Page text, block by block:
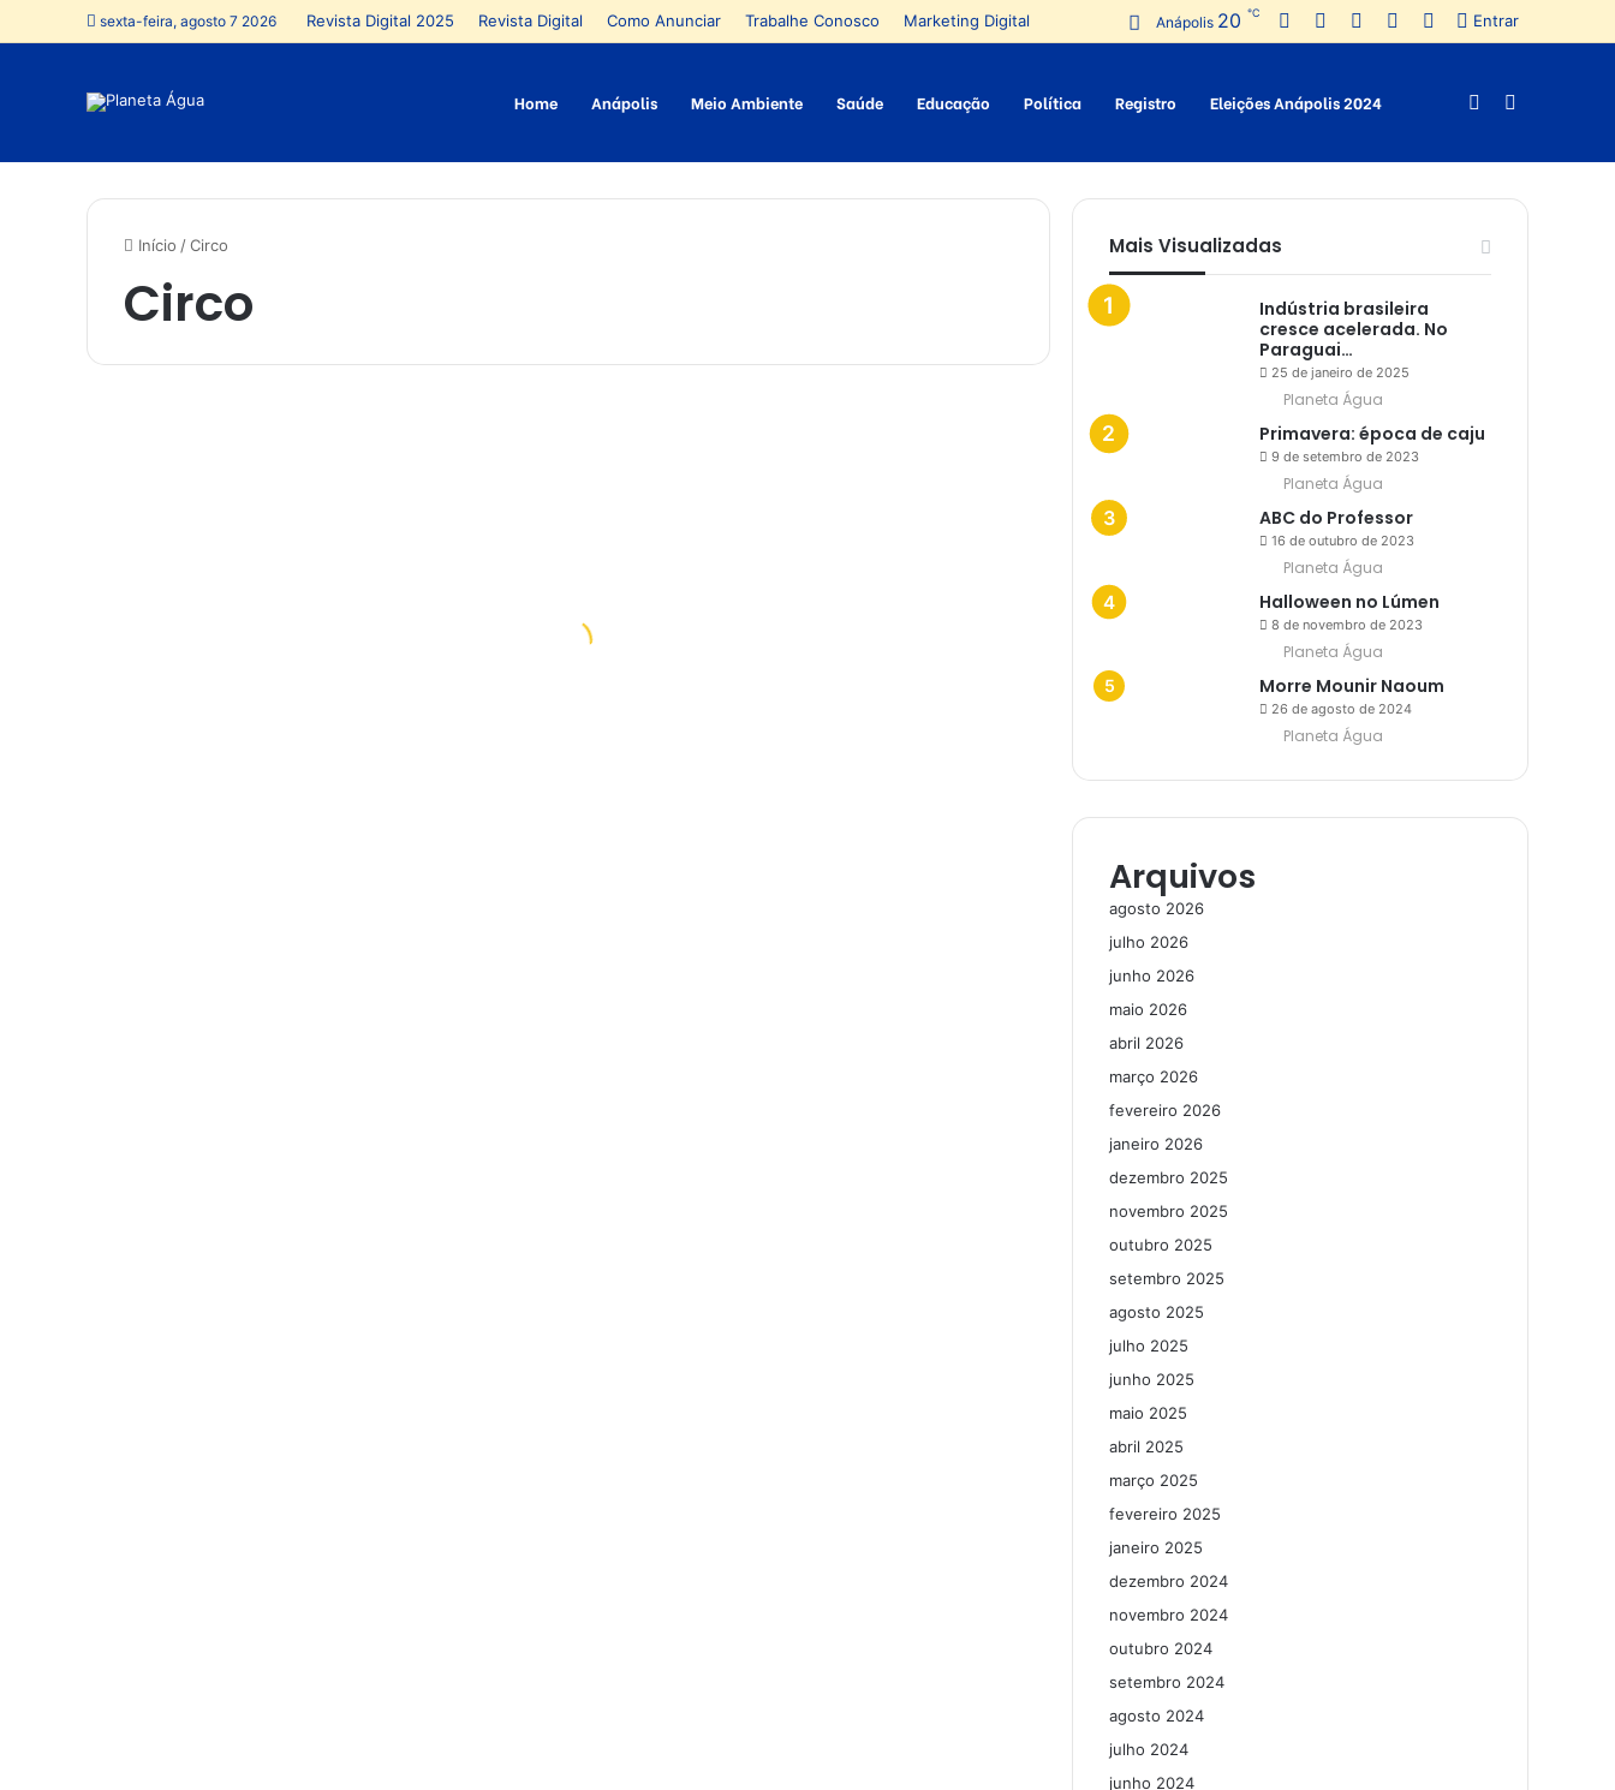
sexta-feira, agosto 7 2026 Revista Digital 2025 Revista Digital Como Anunciar Trabalhe Conosco Marketing Digital Entrar
Instagram
YouTube
Pinterest
Twitter
Facebook
Anápolis 20 ℃
Home Anápolis Meio Ambiente Saúde Educação Política Registro Eleições Anápolis 2024 Switch
Início /Circo
Circo
Mais Visualizadas
Indústria brasileira
cresce acelerada. No
Paraguai…
25 de janeiro de 2025
Planeta Água
Primavera: época de caju
9 de setembro de 2023
Planeta Água
ABC do Professor
16 de outubro de 2023
Planeta Água
Halloween no Lúmen
8 de novembro de 2023
Planeta Água
Morre Mounir Naoum
26 de agosto de 2024
Planeta Água
Arquivos
agosto 2026
julho 2026
junho 2026
maio 2026
abril 2026
março 2026
fevereiro 2026
janeiro 2026
dezembro 2025
novembro 2025
outubro 2025
setembro 2025
agosto 2025
julho 2025
junho 2025
maio 2025
abril 2025
março 2025
fevereiro 2025
janeiro 2025
dezembro 2024
novembro 2024
outubro 2024
setembro 2024
agosto 2024
julho 2024
junho 2024